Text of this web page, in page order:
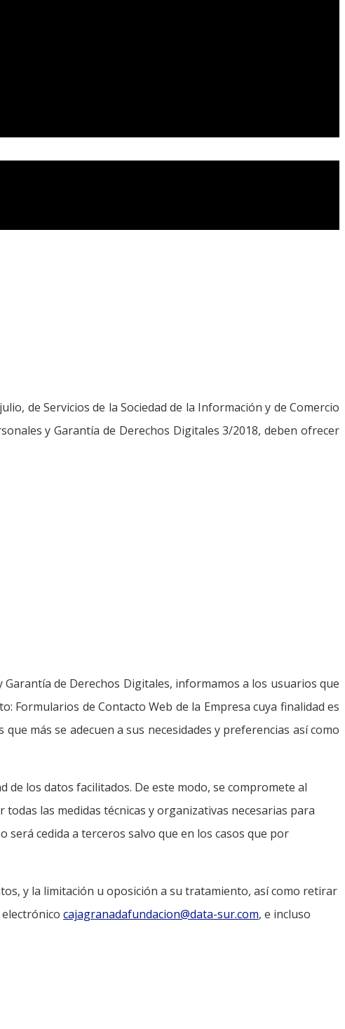
de Servicios de la Sociedad de la Información y de Comercio
y Garantía de Derechos Digitales 3/2018, deben ofrecer
de Derechos Digitales, informamos a los usuarios que
de Contacto Web de la Empresa cuya finalidad es
más se adecuen a sus necesidades y preferencias así como
de los datos facilitados. De este modo, se compromete al
las medidas técnicas y organizativas necesarias para
cedida a terceros salvo que en los casos que por
y la limitación u oposición a su tratamiento, así como retirar
cajagranadafundacion@data-sur.com, e incluso